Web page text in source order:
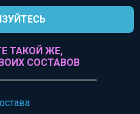
ТАКОЙ ЖЕ,
СОСТАВОВ